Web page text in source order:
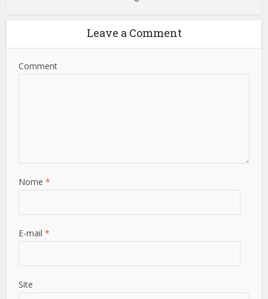
Leave a Comment
Comment
Nome*
E-mail*
Site